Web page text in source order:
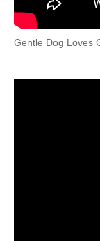
Gentle Dog Loves